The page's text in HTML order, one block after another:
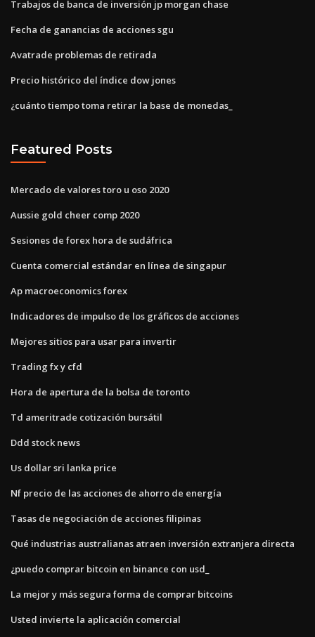
Trabajos de banca de inversión jp morgan chase
Fecha de ganancias de acciones sgu
Avatrade problemas de retirada
Precio histórico del índice dow jones
¿cuánto tiempo toma retirar la base de monedas_
Featured Posts
Mercado de valores toro u oso 2020
Aussie gold cheer comp 2020
Sesiones de forex hora de sudáfrica
Cuenta comercial estándar en línea de singapur
Ap macroeconomics forex
Indicadores de impulso de los gráficos de acciones
Mejores sitios para usar para invertir
Trading fx y cfd
Hora de apertura de la bolsa de toronto
Td ameritrade cotización bursátil
Ddd stock news
Us dollar sri lanka price
Nf precio de las acciones de ahorro de energía
Tasas de negociación de acciones filipinas
Qué industrias australianas atraen inversión extranjera directa
¿puedo comprar bitcoin en binance con usd_
La mejor y más segura forma de comprar bitcoins
Usted invierte la aplicación comercial